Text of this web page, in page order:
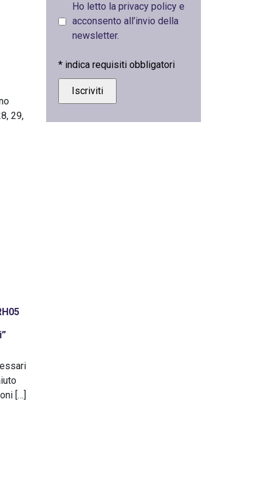
29,
[…]
Ho letto la privacy policy e
acconsento all’invio della
newsletter.
* indica requisiti obbligatori